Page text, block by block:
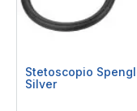
Stetoscopio
Silver